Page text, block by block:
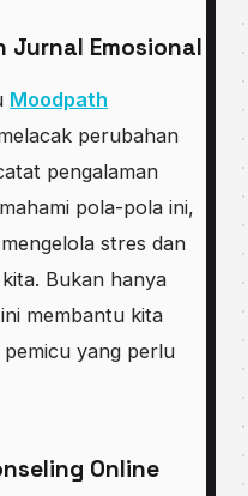
Jurnal Emosional
Moodpath
perubahan
pengalaman
pola-pola ini,
stres dan
Bukan hanya
membantu kita
yang perlu
Online